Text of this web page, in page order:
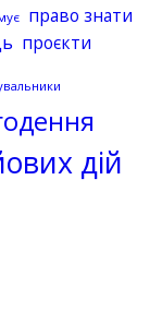
право знати
проєкти
дій